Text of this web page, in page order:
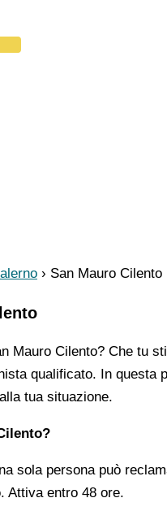
› San Mauro Cilento
Mauro Cilento? Che tu
qualificato. In
tua situazione.
sola persona può
Attiva entro 48 ore.